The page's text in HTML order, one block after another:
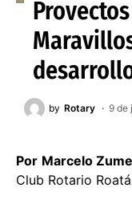
by Rotary 9 de
Por Marcelo
Club Rotario